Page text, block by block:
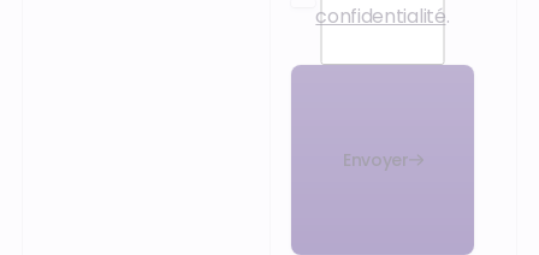
confidentialité.
Envoyer